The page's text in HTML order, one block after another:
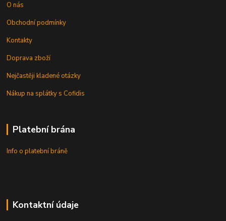
O nás
Obchodní podmínky
Kontakty
Doprava zboží
Nejčastěji kladené otázky
Nákup na splátky s Cofidis
Platební brána
Info o platební bráně
Kontaktní údaje